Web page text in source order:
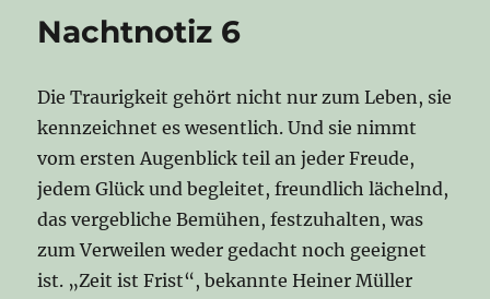
Nachtnotiz 6
Die Traurigkeit gehört nicht nur zum Leben, sie
kennzeichnet es wesentlich. Und sie nimmt
vom ersten Augenblick teil an jeder Freude,
jedem Glück und begleitet, freundlich lächelnd,
das vergebliche Bemühen, festzuhalten, was
zum Verweilen weder gedacht noch geeignet
ist. „Zeit ist Frist“, bekannte Heiner Müller